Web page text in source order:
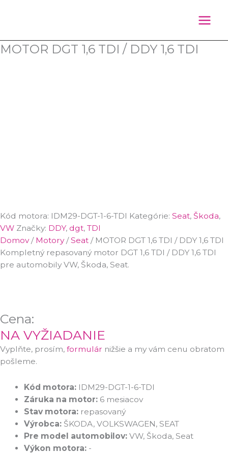
MOTOR DGT 1,6 TDI / DDY 1,6 TDI
Kód motora: IDM29-DGT-1-6-TDI Kategórie: Seat, Škoda,
VW Značky: DDY, dgt, TDI
Domov/ Motory/Seat / MOTOR DGT 1,6 TDI / DDY 1,6 TDI
Kompletný repasovaný motor DGT 1,6 TDI / DDY 1,6 TDI
pre automobily VW, Škoda, Seat.
Cena:
NA VYŽIADANIE
Vyplňte, prosím, formulár nižšie a my vám cenu obratom
pošleme.
Kód motora: IDM29-DGT-1-6-TDI
Záruka na motor: 6 mesiacov
Stav motora: repasovaný
Výrobca: ŠKODA, VOLKSWAGEN, SEAT
Pre model automobilov: VW, Škoda, Seat
Výkon motora: -